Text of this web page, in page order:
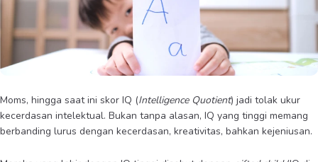
Moms, hingga saat ini skor IQ (Intelligence Quotient) jadi tolak ukur
kecerdasan intelektual. Bukan tanpa alasan, IQ yang tinggi memang
berbanding lurus dengan kecerdasan, kreativitas, bahkan kejeniusan.